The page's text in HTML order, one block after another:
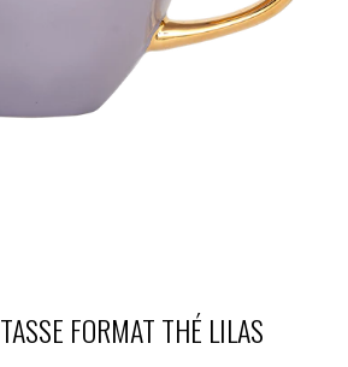
FORMAT THÉ LILAS